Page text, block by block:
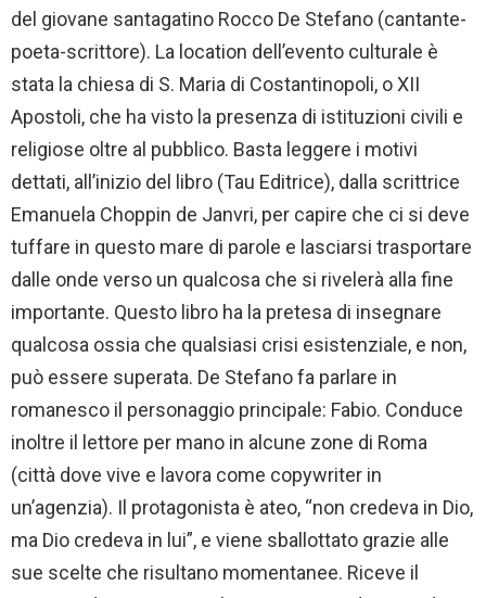
del giovane santagatino Rocco De Stefano (cantante-
poeta-scrittore). La location dell’evento culturale è
stata la chiesa di S. Maria di Costantinopoli, o XII
Apostoli, che ha visto la presenza di istituzioni civili e
religiose oltre al pubblico. Basta leggere i motivi
dettati, all’inizio del libro (Tau Editrice), dalla scrittrice
Emanuela Choppin de Janvri, per capire che ci si deve
tuffare in questo mare di parole e lasciarsi trasportare
dalle onde verso un qualcosa che si rivelerà alla fine
importante. Questo libro ha la pretesa di insegnare
qualcosa ossia che qualsiasi crisi esistenziale, e non,
può essere superata. De Stefano fa parlare in
romanesco il personaggio principale: Fabio. Conduce
inoltre il lettore per mano in alcune zone di Roma
(città dove vive e lavora come copywriter in
un’agenzia). Il protagonista è ateo, “non credeva in Dio,
ma Dio credeva in lui”, e viene sballottato grazie alle
sue scelte che risultano momentanee. Riceve il